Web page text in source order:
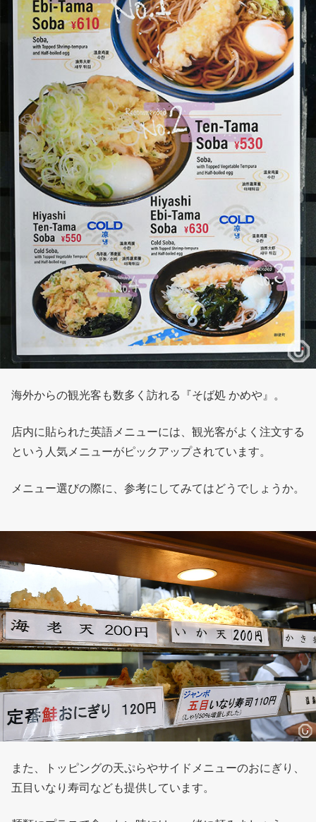
海外からの観光客も数多く訪れる『そば処 かめや』。
店内に貼られた英語メニューには、観光客がよく注文する
という人気メニューがピックアップされています。
メニュー選びの際に、参考にしてみてはどうでしょうか。
また、トッピングの天ぷらやサイドメニューのおにぎり、
五目いなり寿司なども提供しています。